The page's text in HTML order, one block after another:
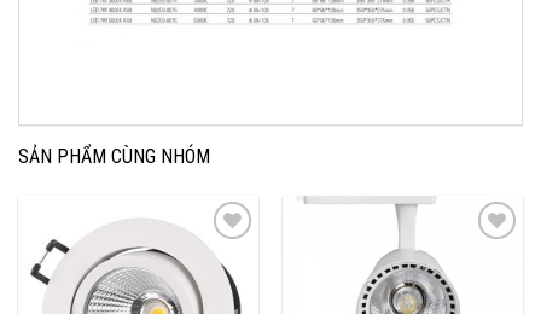
SẢN PHẨM CÙNG NHÓM
Add to